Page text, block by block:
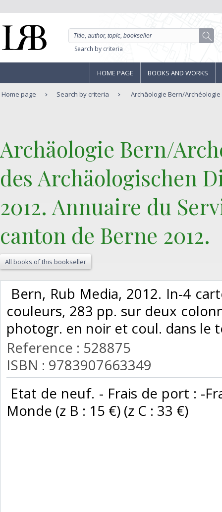
Search by criteria
HOME PAGE BOOKS AND WORKS
Home page Search by criteria Archäologie Bern/
‎Archäologie Bern/
des Archäologischen
2012. Annuaire du
canton de Berne 2012.‎
All books of this bookseller
Bern, Rub Media, 2012. In-4
couleurs, 283 pp. sur deux
photogr. en noir et coul. dans le
Reference : 528875
ISBN : 9783907663349
Etat de neuf. - Frais de port : -
Monde (z B : 15 €) (z C : 33 €) ‎